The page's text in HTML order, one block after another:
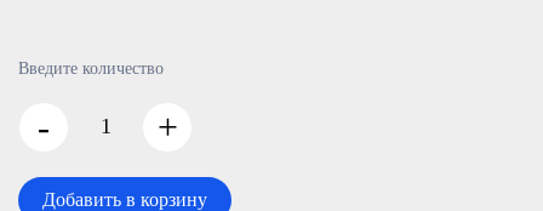
Введите количество
- +
Добавить в корзину